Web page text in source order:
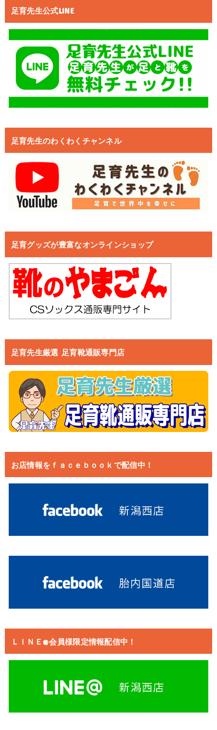
足育先生公式LINE
足育先生のわくわくチャンネル
足育グッズが豊富なオンラインショップ
足育先生厳選 足育靴通販専門店
お店情報をｆａｃｅｂｏｏｋで配信中！
ＬＩＮＥ@会員様限定情報配信中！